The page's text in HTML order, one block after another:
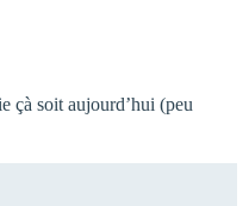
çà soit aujourd’hui (peu